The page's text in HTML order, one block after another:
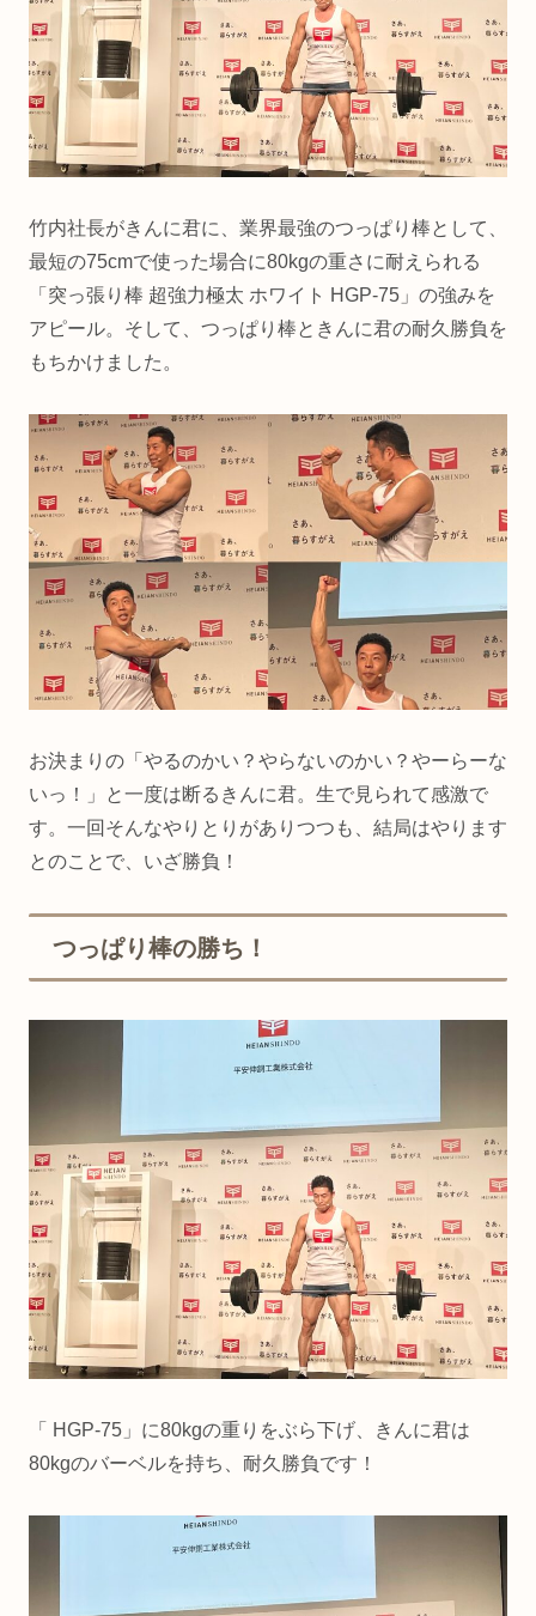
竹内社長がきんに君に、業界最強のつっぱり棒として、
最短の75cmで使った場合に80kgの重さに耐えられる
「突っ張り棒 超強力極太 ホワイト HGP-75」の強みを
アピール。そして、つっぱり棒ときんに君の耐久勝負を
もちかけました。
お決まりの「やるのかい？やらないのかい？やーらーな
いっ！」と一度は断るきんに君。生で見られて感激で
す。一回そんなやりとりがありつつも、結局はやります
とのことで、いざ勝負！
つっぱり棒の勝ち！
「 HGP-75」に80kgの重りをぶら下げ、きんに君は
80kgのバーベルを持ち、耐久勝負です！